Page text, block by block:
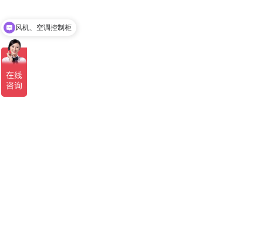
风机、空调控制柜